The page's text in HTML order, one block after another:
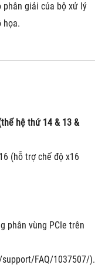
phân giải của bộ xử lý
họa.
hệ thứ 14 & 13 &
(hỗ trợ chế độ x16
phân vùng PCIe trên
FAQ/1037507/).